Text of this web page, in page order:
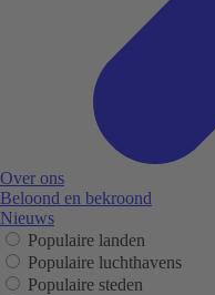
Over ons
Beloond en bekroond
Nieuws
Populaire landen
Populaire luchthavens
Populaire steden